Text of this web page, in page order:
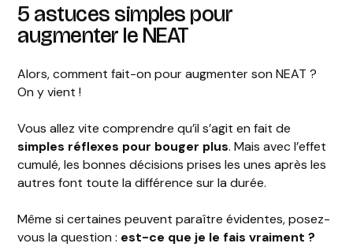
5 astuces simples pour
augmenter le NEAT
Alors, comment fait-on pour augmenter son NEAT ?
On y vient !
Vous allez vite comprendre qu’il s’agit en fait de
simples réflexes pour bouger plus. Mais avec l’effet
cumulé, les bonnes décisions prises les unes après les
autres font toute la différence sur la durée.
Même si certaines peuvent paraître évidentes, posez-
vous la question : est-ce que je le fais vraiment ?